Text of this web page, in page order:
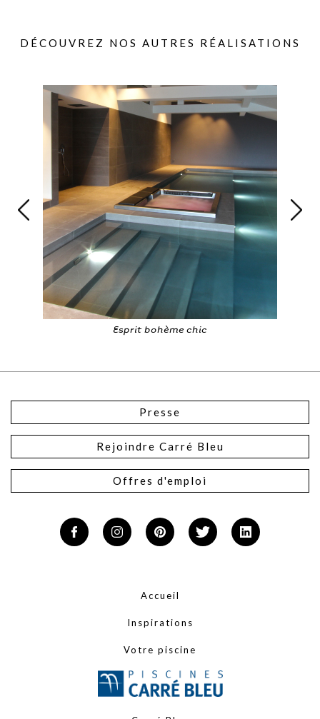
DÉCOUVREZ NOS AUTRES RÉALISATIONS
Esprit bohème chic
Presse
Rejoindre Carré Bleu
Offres d'emploi
Accueil
Inspirations
Votre piscine